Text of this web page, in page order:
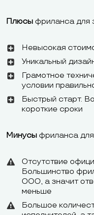
Плюсы фриланса для
Невысокая
Уникальный
Грамотное
условии
Быстрый старт.
короткие сроки
Минусы фриланса
Отсутствие
Большинство
ООО, а значит
меньше
Большое